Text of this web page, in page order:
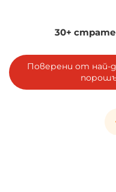
Обслужване